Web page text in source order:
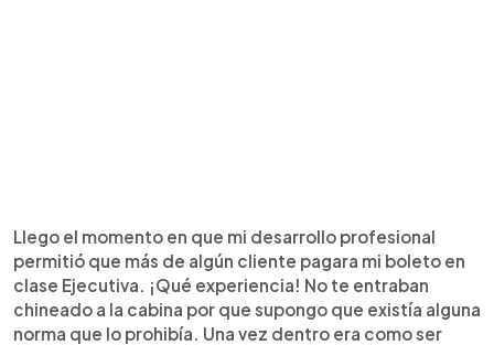
Llego el momento en que mi desarrollo profesional
permitió que más de algún cliente pagara mi boleto en
clase Ejecutiva. ¡Qué experiencia! No te entraban
chineado a la cabina por que supongo que existía alguna
norma que lo prohibía. Una vez dentro era como ser